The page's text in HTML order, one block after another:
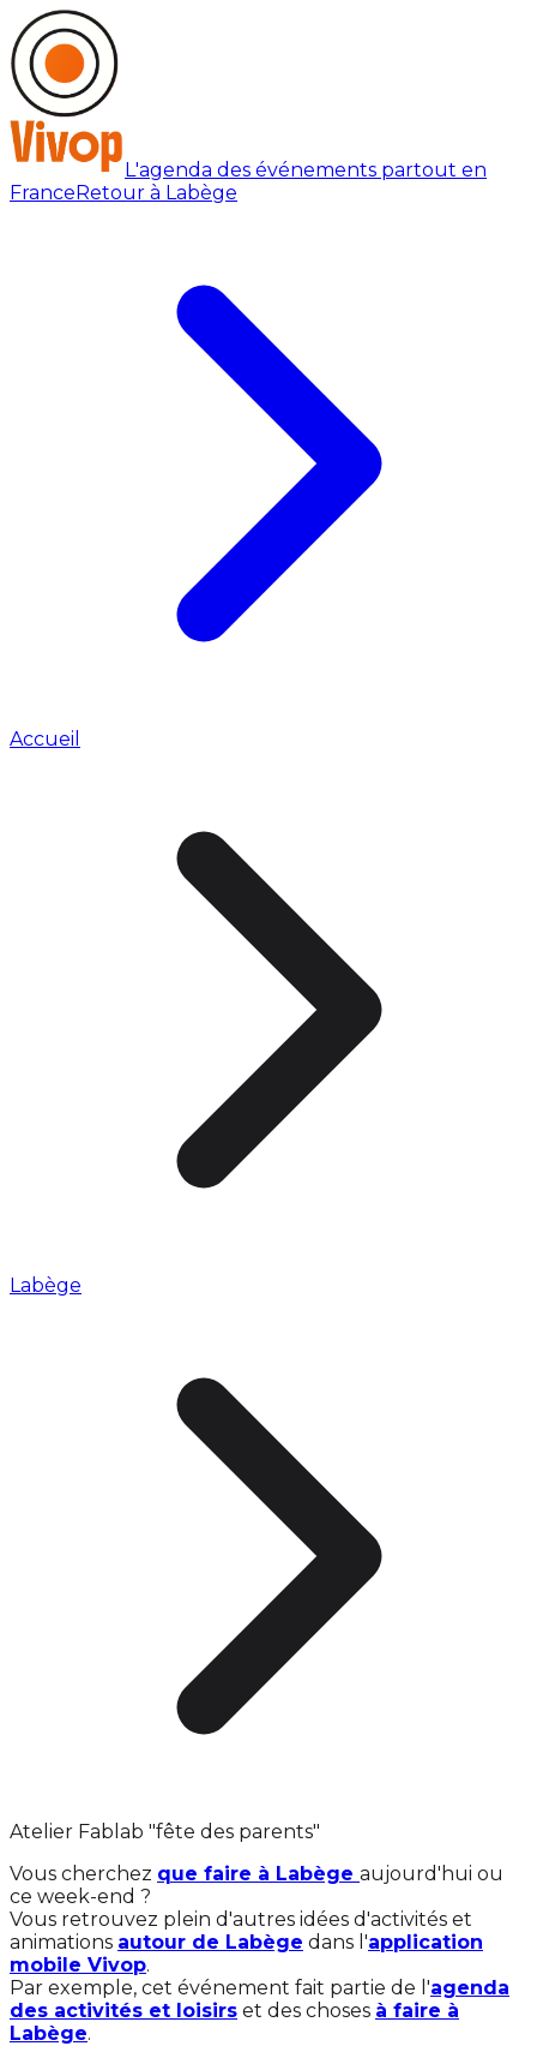
L'agenda des événements partout en
FranceRetour à Labège
Accueil
Labège
Atelier Fablab "fête des parents"
Vous cherchez que faire à Labège aujourd'hui ou
ce week-end ?
Vous retrouvez plein d'autres idées d'activités et
animations autour de Labège dans l'application
mobile Vivop.
Par exemple, cet événement fait partie de l'agenda
des activités et loisirs et des choses à faire à
Labège.